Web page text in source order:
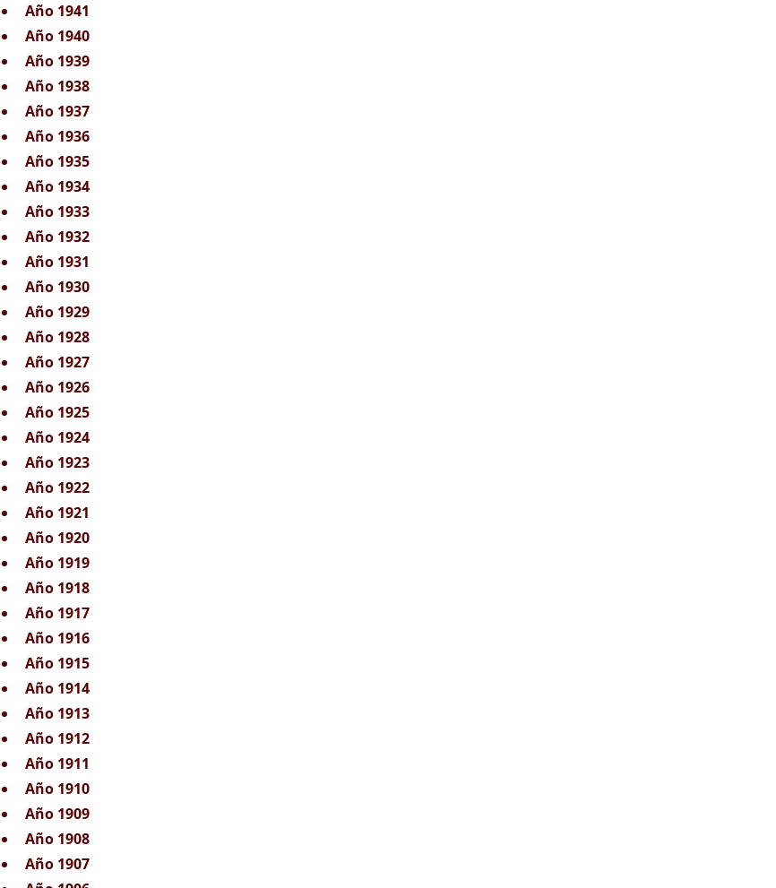
Año 1941
Año 1940
Año 1939
Año 1938
Año 1937
Año 1936
Año 1935
Año 1934
Año 1933
Año 1932
Año 1931
Año 1930
Año 1929
Año 1928
Año 1927
Año 1926
Año 1925
Año 1924
Año 1923
Año 1922
Año 1921
Año 1920
Año 1919
Año 1918
Año 1917
Año 1916
Año 1915
Año 1914
Año 1913
Año 1912
Año 1911
Año 1910
Año 1909
Año 1908
Año 1907